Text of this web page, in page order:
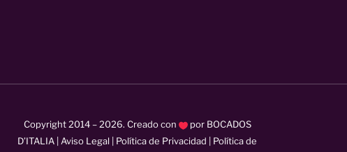
Copyright 2014 – 2026. Creado con por BOCADOS
D’ITALIA
Aviso Legal Política de Privacidad Política de